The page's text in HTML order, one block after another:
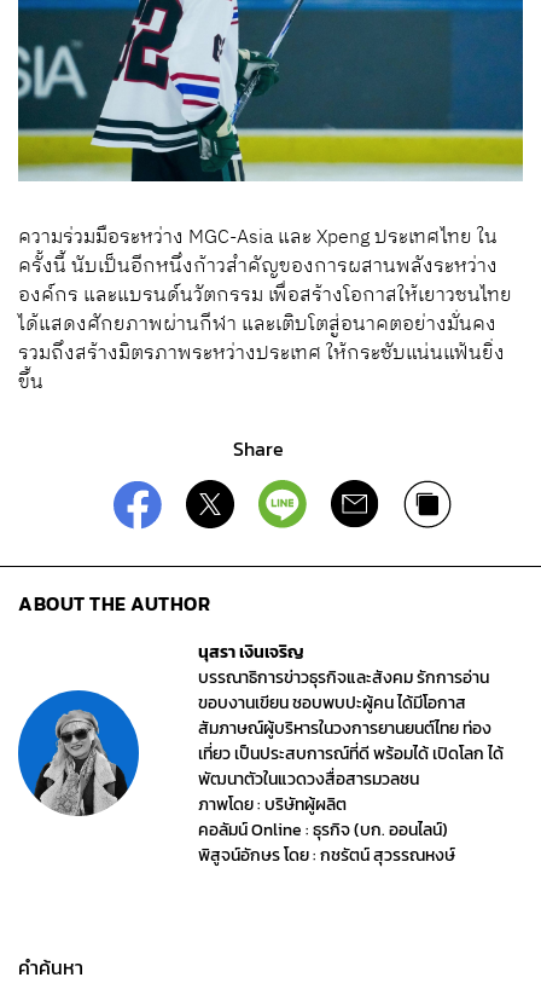
ความร่วมมือระหว่าง MGC-Asia และ Xpeng ประเทศไทย ใน
ครั้งนี้ นับเป็นอีกหนึ่งก้าวสำคัญของการผสานพลังระหว่าง
องค์กร และแบรนด์นวัตกรรม เพื่อสร้างโอกาสให้เยาวชนไทย
ได้แสดงศักยภาพผ่านกีฬา และเติบโตสู่อนาคตอย่างมั่นคง
รวมถึงสร้างมิตรภาพระหว่างประเทศ ให้กระชับแน่นแฟ้นยิ่ง
ขึ้น
Share
ABOUT THE AUTHOR
นุสรา เงินเจริญ
บรรณาธิการข่าวธุรกิจและสังคม รักการอ่าน
ขอบงานเขียน ชอบพบปะผู้คน ได้มีโอกาส
สัมภาษณ์ผู้บริหารในวงการยานยนต์ไทย ท่อง
เที่ยว เป็นประสบการณ์ที่ดี พร้อมได้ เปิดโลก ได้
พัฒนาตัวในแวดวงสื่อสารมวลชน
ภาพโดย : บริษัทผู้ผลิต
คอลัมน์ Online : ธุรกิจ (บก. ออนไลน์)
พิสูจน์อักษร โดย : กชรัตน์ สุวรรณหงษ์
คำค้นหา